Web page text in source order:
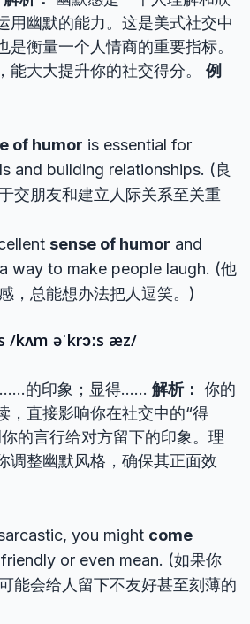
用幽默的能力。这是美式社交中
是衡量一个人情商的重要指标。
能大大提升你的社交得分。 例
of humor is essential for
and building relationships. (良
交朋友和建立人际关系至关重
sense of humor and
way to make people laugh. (他
，总能想办法把人逗笑。)
/kʌm əˈkrɔːs æz/
的印象；显得…… 解析： 你的
，直接影响你在社交中的“得
的言行给对方留下的印象。理
调整幽默风格，确保其正面效
you might come
or even mean. (如果你
能会给人留下不友好甚至刻薄的